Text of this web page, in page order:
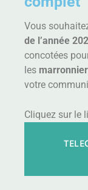
Vous
de l’année
concotées
les
votre
Cliquez sur le